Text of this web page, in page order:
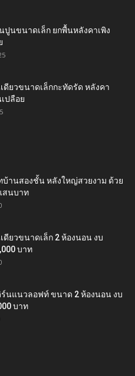
ปูนขนาดเล็ก ยกพื้นหลังคาเพิง
ดียวขนาดเล็กกะทัดรัด หลังคา
ปลือย
บ้านสองชั้น หลังใหญ่สวยงาม ด้วย
สนบาท
ดียวขนาดเล็ก 2 ห้องนอน งบ
บาท
นแนวลอฟท์ ขนาด 2 ห้องนอน งบ
บาท